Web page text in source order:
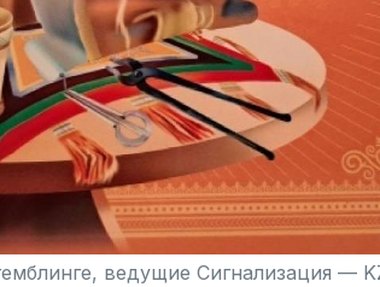
ведущие Сигнализация —